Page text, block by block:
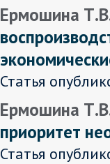
Ермошина
Статья
Ермошина
приоритет
Статья